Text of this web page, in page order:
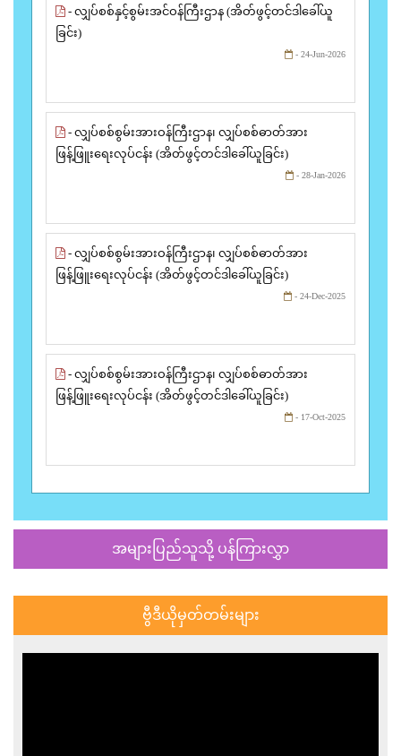
- လျှပ်စစ်နှင့်စွမ်းအင်ဝန်ကြီးဌာန (အိတ်ဖွင့်တင်ဒါခေါ်ယူ
ခြင်း)
- 24-Jun-2026
- လျှပ်စစ်စွမ်းအားဝန်ကြီးဌာန၊ လျှပ်စစ်ဓာတ်အား
ဖြန့်ဖြူးရေးလုပ်ငန်း (အိတ်ဖွင့်တင်ဒါခေါ်ယူခြင်း)
- 28-Jan-2026
- လျှပ်စစ်စွမ်းအားဝန်ကြီးဌာန၊ လျှပ်စစ်ဓာတ်အား
ဖြန့်ဖြူးရေးလုပ်ငန်း (အိတ်ဖွင့်တင်ဒါခေါ်ယူခြင်း)
- 24-Dec-2025
- လျှပ်စစ်စွမ်းအားဝန်ကြီးဌာန၊ လျှပ်စစ်ဓာတ်အား
ဖြန့်ဖြူးရေးလုပ်ငန်း (အိတ်ဖွင့်တင်ဒါခေါ်ယူခြင်း)
- 17-Oct-2025
အများပြည်သူသို့ ပန်ကြားလွှာ
ဗွီဒီယိုမှတ်တမ်းများ